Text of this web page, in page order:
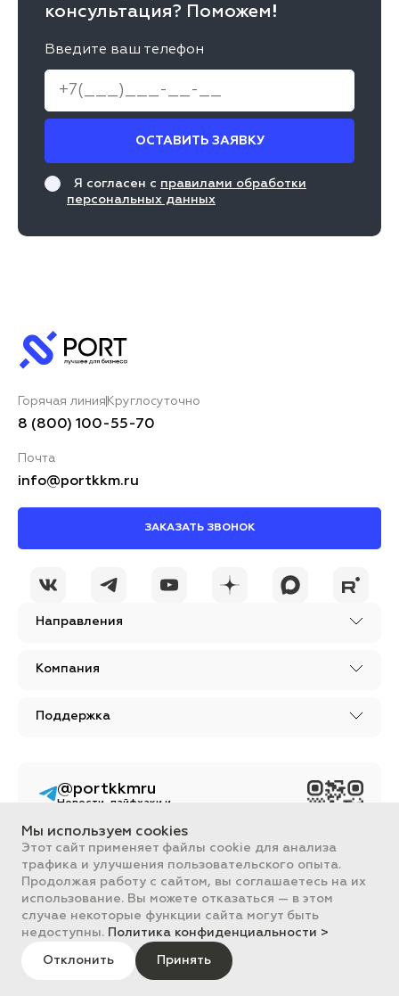
консультация? Поможем!
Введите ваш телефон
ОСТАВИТЬ ЗАЯВКУ
Я согласен с правилами обработки
персональных данных
Направления
Компания
Поддержка
Горячая линия Круглосуточно
8 (800) 100-55-70
Почта
info@portkkm.ru
ЗАКАЗАТЬ ЗВОНОК
Вся информация, размещенная на сайте, носит ознакомительный
характер и не является публичной офертой, определяемой
положениями Статьи 437 ГК РФ.
Все цены на сайте указаны с НДС. ООО "ПОРТ" ИНН 2461018892,
ОГРН 1022401953496
ПОРТ 2011-2026
Политика обработки данных
@portkkmru
Новости, лайфхаки и
контент PORT - бизнес
портал
Мы используем cookies
Этот сайт применяет файлы cookie для анализа
трафика и улучшения пользовательского опыта.
Продолжая работу с сайтом, вы соглашаетесь на их
использование. Вы можете отказаться — в этом
случае некоторые функции сайта могут быть
недоступны. Политика конфиденциальности >
Отклонить Принять